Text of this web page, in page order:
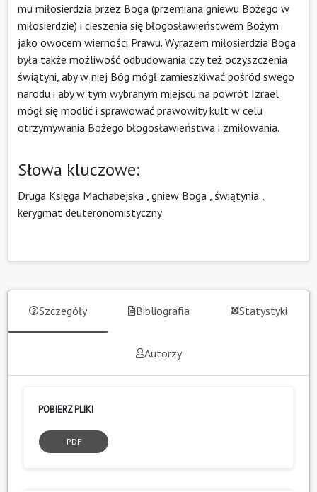
mu miłosierdzia przez Boga (przemiana gniewu Bożego w
miłosierdzie) i cieszenia się błogosławieństwem Bożym
jako owocem wierności Prawu. Wyrazem miłosierdzia Boga
była także możliwość odbudowania czy też oczyszczenia
świątyni, aby w niej Bóg mógł zamieszkiwać pośród swego
narodu i aby w tym wybranym miejscu na powrót Izrael
mógł się modlić i sprawować prawowity kult w celu
otrzymywania Bożego błogosławieństwa i zmiłowania.
Słowa kluczowe:
Druga Księga Machabejska gniew Boga świątynia
kerygmat deuteronomistyczny
Szczegóły Bibliografia Statystyki
Autorzy
POBIERZ PLIKI
PDF